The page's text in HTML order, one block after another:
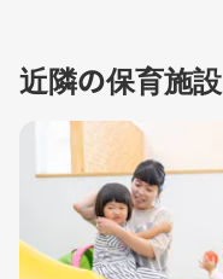
近隣の保育施設